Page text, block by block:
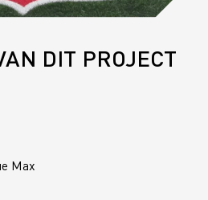
DIT PROJECT
Max